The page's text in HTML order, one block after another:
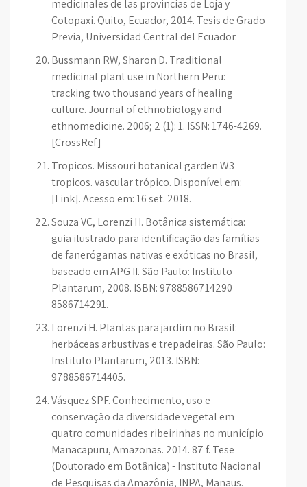
medicinales de las provincias de Loja y
Cotopaxi. Quito, Ecuador, 2014. Tesis de Grado
Previa, Universidad Central del Ecuador.
Bussmann RW, Sharon D. Traditional
medicinal plant use in Northern Peru:
tracking two thousand years of healing
culture. Journal of ethnobiology and
ethnomedicine. 2006; 2 (1): 1. ISSN: 1746-4269.
[CrossRef]
Tropicos. Missouri botanical garden W3
tropicos. vascular trópico. Disponível em:
[Link]. Acesso em: 16 set. 2018.
Souza VC, Lorenzi H. Botânica sistemática:
guia ilustrado para identificação das famílias
de fanerógamas nativas e exóticas no Brasil,
baseado em APG II. São Paulo: Instituto
Plantarum, 2008. ISBN: 9788586714290
8586714291.
Lorenzi H. Plantas para jardim no Brasil:
herbáceas arbustivas e trepadeiras. São Paulo:
Instituto Plantarum, 2013. ISBN:
9788586714405.
Vásquez SPF. Conhecimento, uso e
conservação da diversidade vegetal em
quatro comunidades ribeirinhas no município
Manacapuru, Amazonas. 2014. 87 f. Tese
(Doutorado em Botânica) - Instituto Nacional
de Pesquisas da Amazônia, INPA, Manaus.